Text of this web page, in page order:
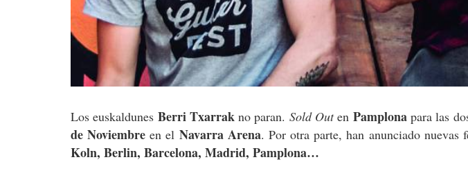
Los euskaldunes Berri Txarrakno paran. Sold Outen Pamplonapara las
de Noviembre en el Navarra Arena. Por otra parte, han anunciado nuevas
Koln, Berlin, Barcelona, Madrid, Pamplona…